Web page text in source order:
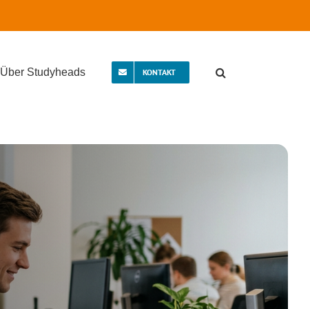
Über Studyheads KONTAKT